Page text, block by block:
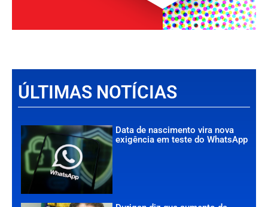
ÚLTIMAS NOTÍCIAS
Data de nascimento vira nova
exigência em teste do WhatsApp